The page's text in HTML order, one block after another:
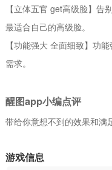
【立体五官 get高级脸】告
最适合自己的高级脸。
【功能强大 全面细致】功
需求。
醒图app小编点评
带给你意想不到的效果和满
游戏信息